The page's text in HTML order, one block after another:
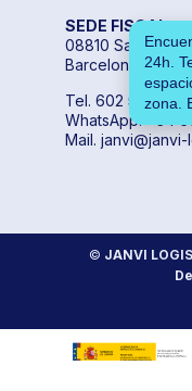
SEDE FISCAL
08810 Sant Pere
Barcelona
Tel. 602 55 04 00
WhatsApp. +34
Mail.
© JANVI
24h.
zona.